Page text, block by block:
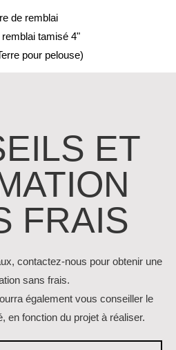
de remblai
remblai tamisé 4"
pour pelouse)
ET
FRAIS
contactez-nous pour obtenir une
sans frais.
également vous conseiller le
en fonction du projet à réaliser.